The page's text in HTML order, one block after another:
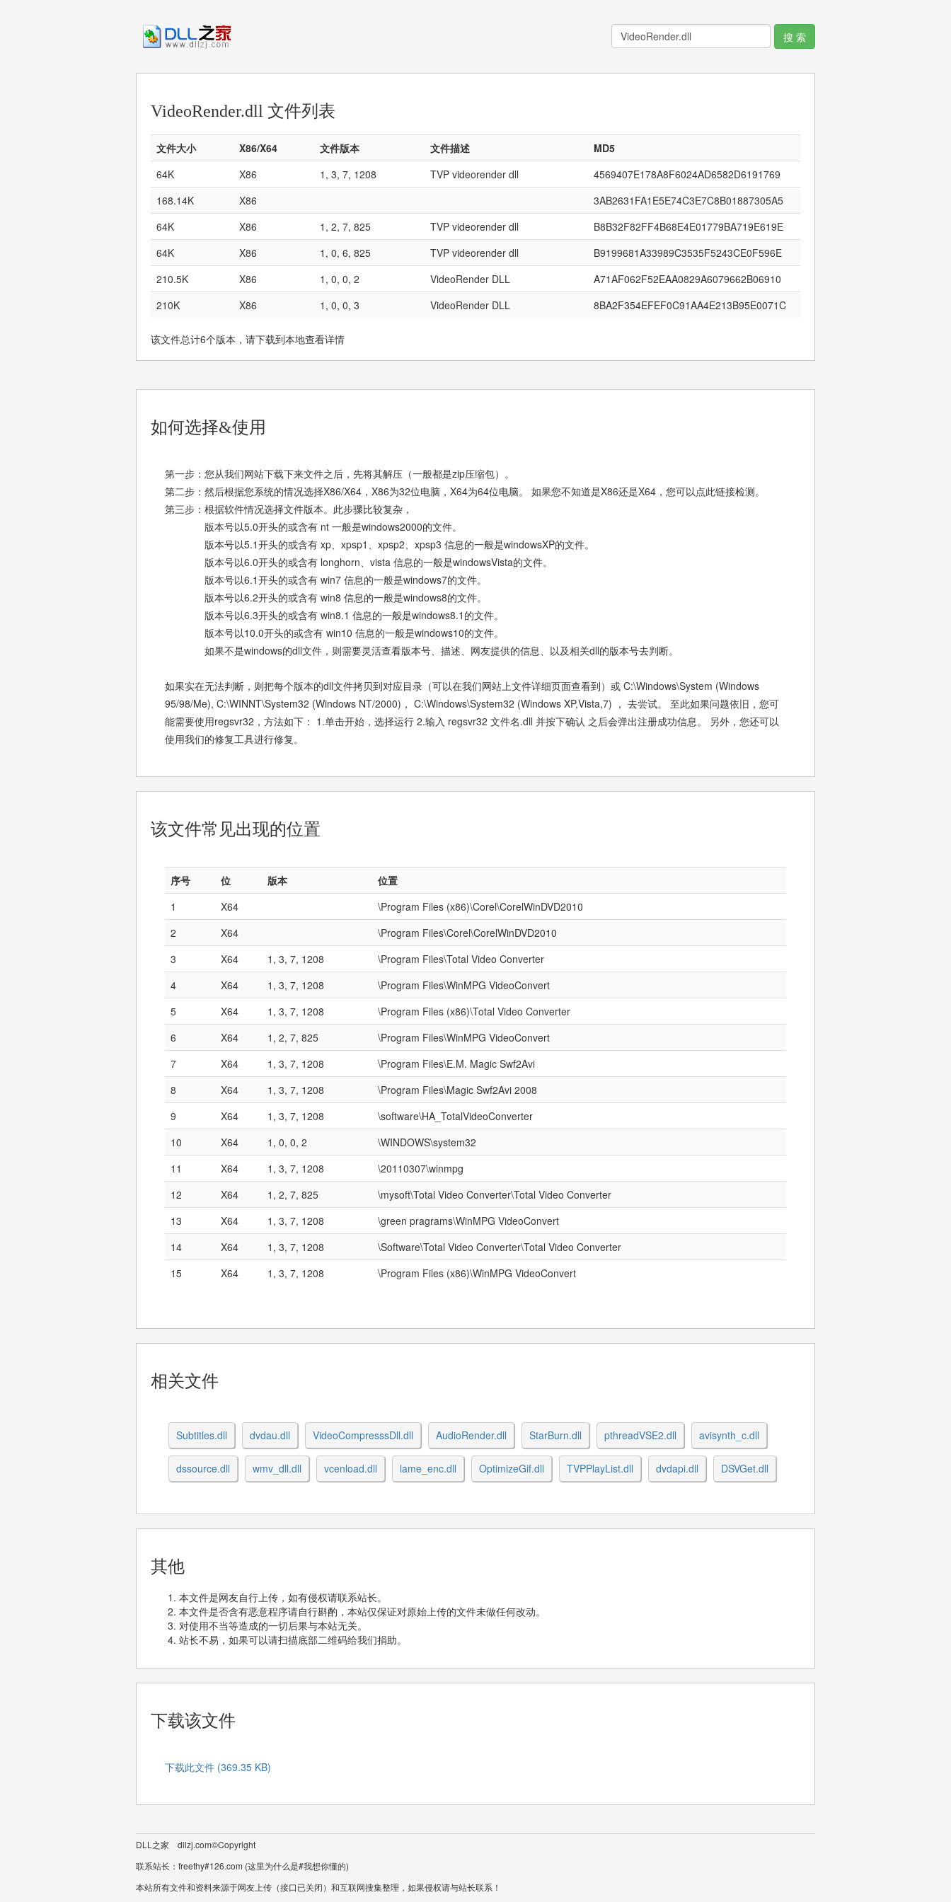
VideoRender.dll 文件列表
文件大小 X86/X64 文件版本 文件描述
MD5
64K
X86 1, 3, 7, 1208 TVP videorender dll
4569407E178A8F6024AD6582D6191769
168.14K
X86
3AB2631FA1E5E74C3E7C8B01887305A5
64K
X86 1, 2, 7, 825 TVP videorender dll
B8B32F82FF4B68E4E01779BA719E619E
64K
X86 1, 0, 6, 825 TVP videorender dll
B9199681A33989C3535F5243CE0F596E
210.5K
X86 1, 0, 0, 2 VideoRender DLL
A71AF062F52EAA0829A6079662B06910
210K
X86 1, 0, 0, 3 VideoRender DLL 8BA2F354EFEF0C91AA4E213B95E0071C
该文件总计6个版本，请下载到本地查看详情
如何选择&使用
第一步：您从我们网站下载下来文件之后，先将其解压（一般都是zip压缩包）。
第二步：然后根据您系统的情况选择X86/X64，X86为32位电脑，X64为64位电脑。 如果您不知道是X86还是X64，您可以点此链接检测。
第三步：根据软件情况选择文件版本。此步骤比较复杂，
版本号以5.0开头的或含有 nt 一般是windows2000的文件。
版本号以5.1开头的或含有 xp、xpsp1、xpsp2、xpsp3 信息的一般是windowsXP的文件。
版本号以6.0开头的或含有 longhorn、vista 信息的一般是windowsVista的文件。
版本号以6.1开头的或含有 win7 信息的一般是windows7的文件。
版本号以6.2开头的或含有 win8 信息的一般是windows8的文件。
版本号以6.3开头的或含有 win8.1 信息的一般是windows8.1的文件。
版本号以10.0开头的或含有 win10 信息的一般是windows10的文件。
如果不是windows的dll文件，则需要灵活查看版本号、描述、网友提供的信息、以及相关dll的版本号去判断。
如果实在无法判断，则把每个版本的dll文件拷贝到对应目录（可以在我们网站上文件详细页面查看到）或 C:\Windows\System (Windows
95/98/Me), C:\WINNT\System32 (Windows NT/2000)， C:\Windows\System32 (Windows XP,Vista,7) ， 去尝试。 至此如果问题依旧，您可
能需要使用regsvr32，方法如下： 1.单击开始，选择运行 2.输入 regsvr32 文件名.dll 并按下确认 之后会弹出注册成功信息。 另外，您还可以
使用我们的修复工具进行修复。
该文件常见出现的位置
序号 位 版本
位置
1
X64
\Program Files (x86)\Corel\CorelWinDVD2010
2
X64
\Program Files\Corel\CorelWinDVD2010
3
X64 1, 3, 7, 1208
\Program Files\Total Video Converter
4
X64 1, 3, 7, 1208
\Program Files\WinMPG VideoConvert
5
X64 1, 3, 7, 1208
\Program Files (x86)\Total Video Converter
6
X64 1, 2, 7, 825
\Program Files\WinMPG VideoConvert
7
X64 1, 3, 7, 1208
\Program Files\E.M. Magic Swf2Avi
8
X64 1, 3, 7, 1208
\Program Files\Magic Swf2Avi 2008
9
X64 1, 3, 7, 1208
\software\HA_TotalVideoConverter
10
X64 1, 0, 0, 2
\WINDOWS\system32
11
X64 1, 3, 7, 1208
\20110307\winmpg
12
X64 1, 2, 7, 825
\mysoft\Total Video Converter\Total Video Converter
13
X64 1, 3, 7, 1208
\green pragrams\WinMPG VideoConvert
14
X64 1, 3, 7, 1208
\Software\Total Video Converter\Total Video Converter
15
X64 1, 3, 7, 1208 \Program Files (x86)\WinMPG VideoConvert
相关文件
Subtitles.dll dvdau.dll VideoCompresssDll.dll AudioRender.dll StarBurn.dll pthreadVSE2.dll avisynth_c.dll
dssource.dll wmv_dll.dll vcenload.dll lame_enc.dll OptimizeGif.dll TVPPlayList.dll dvdapi.dll DSVGet.dll
其他
本文件是网友自行上传，如有侵权请联系站长。
本文件是否含有恶意程序请自行斟酌，本站仅保证对原始上传的文件未做任何改动。
对使用不当等造成的一切后果与本站无关。
站长不易，如果可以请扫描底部二维码给我们捐助。
下载该文件
下载此文件 (369.35 KB)
DLL之家 dllzj.com©Copyright
联系站长：freethy#126.com (这里为什么是#我想你懂的)
本站所有文件和资料来源于网友上传（接口已关闭）和互联网搜集整理，如果侵权请与站长联系！